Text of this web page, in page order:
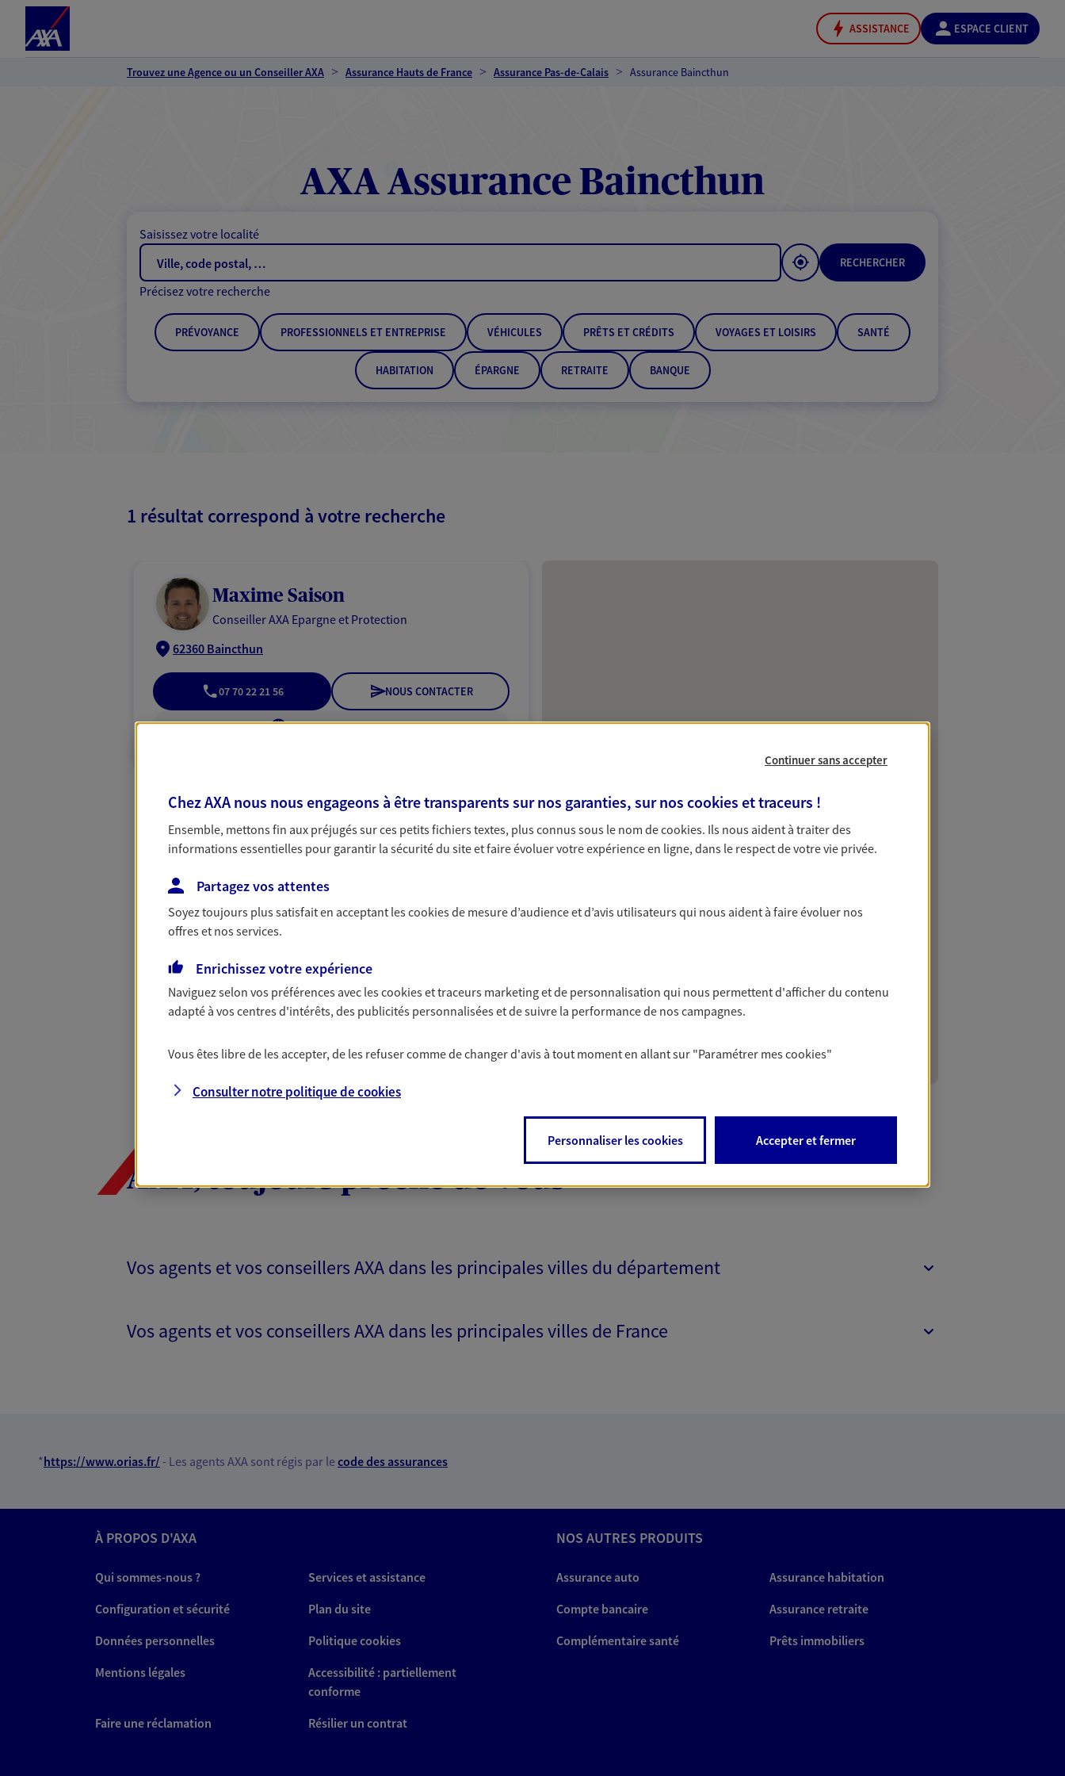
ASSISTANCE ESPACE CLIENT
Trouvez une Agence ou un Conseiller AXA Assurance Hauts de France Assurance Pas-de-Calais Assurance Baincthun
AXA Assurance Baincthun
Saisissez votre localité
RECHERCHER
Précisez votre recherche
PRÉVOYANCE PROFESSIONNELS ET ENTREPRISE VÉHICULES PRÊTS ET CRÉDITS VOYAGES ET LOISIRS SANTÉ
HABITATION ÉPARGNE RETRAITE BANQUE
1 résultat correspond à votre recherche
Maxime Saison
Conseiller AXA Epargne et Protection
62360 Baincthun
07 70 22 21 56 NOUS CONTACTER
VOIR NOTRE SITE WEB
AXA, toujours proche de vous
Vos agents et vos conseillers AXA dans les principales villes du département
Vos agents et vos conseillers AXA dans les principales villes de France
*https://www.orias.fr/ - Les agents AXA sont régis par lecode des assurances
À PROPOS D'AXA
Qui sommes-nous ?
Services et assistance
Configuration et sécurité
Plan du site
Données personnelles
Politique cookies
Mentions légales
Accessibilité : partiellement
conforme
Faire une réclamation
Résilier un contrat
NOS AUTRES PRODUITS
Assurance auto
Assurance habitation
Compte bancaire
Assurance retraite
Complémentaire santé
Prêts immobiliers
Continuer sans accepter
Chez AXA nous nous engageons à être transparents sur nos garanties, sur nos cookies et traceurs !
Ensemble, mettons fin aux préjugés sur ces petits fichiers textes, plus connus sous le nom decookies. Ils nous aident à traiter des
informations essentielles pour garantir la sécurité du site et faire évoluer votre expérience en ligne, dans le respect de votre vie privée.
Partagez vos attentes
Soyez toujours plus satisfait en acceptant lescookiesde mesure d’audience et d’avis utilisateurs qui nous aident à faire évoluer nos
offres et nos services.
Enrichissez votre expérience
Naviguez selon vos préférences avec lescookies et traceurs marketing et de personnalisation qui nous permettent d'afficher du contenu
adapté à vos centres d'intérêts, des publicités personnalisées et de suivre la performance de nos campagnes.
Vous êtes libre de les accepter, de les refuser comme de changer d'avis à tout moment en allant sur "Paramétrer mescookies"
Consulter notre politique decookies
Personnaliser les cookies Accepter et fermer